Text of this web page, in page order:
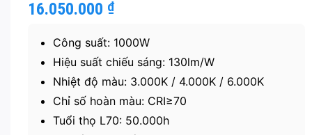
16.050.000 ₫
Công suất: 1000W
Hiệu suất chiếu sáng: 130lm/W
Nhiệt độ màu: 3.000K / 4.000K / 6.000K
Chỉ số hoàn màu: CRI≥70
Tuổi thọ L70: 50.000h